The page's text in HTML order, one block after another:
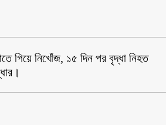
গিয়ে নিখোঁজ, ১৫ দিন পর বৃদ্ধা নিহত